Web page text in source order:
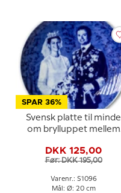
SPAR 36%
Svensk platte til minde
om brylluppet mellem
1976
DKK 125,00
Før: DKK 195,00
Varenr.: S1096
Mål: Ø: 20 cm